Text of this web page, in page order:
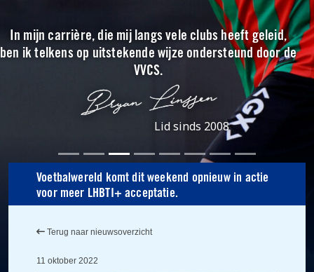
In mijn carrière, die mij langs vele clubs heeft geleid,
ben ik telkens op uitstekende wijze ondersteund door de
VVCS.
Lid sinds 2008
Voetbalwereld komt dit weekend opnieuw in actie
voor meer LHBTI+ acceptatie.
Terug naar nieuwsoverzicht
11 oktober 2022